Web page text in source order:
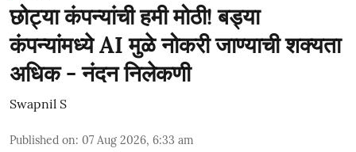
छोट्या कंपन्यांची हमी मोठी! बड्या
कंपन्यांमध्ये AI मुळे नोकरी जाण्याची शक्यता
अधिक - नंदन निलेकणी
Swapnil S
Published on: 07 Aug 2026, 6:33 am